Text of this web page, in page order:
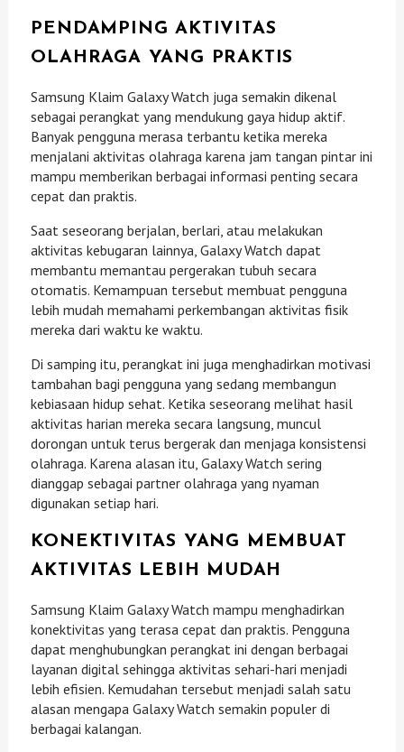
PENDAMPING AKTIVITAS
OLAHRAGA YANG PRAKTIS
Samsung Klaim Galaxy Watch juga semakin dikenal
sebagai perangkat yang mendukung gaya hidup aktif.
Banyak pengguna merasa terbantu ketika mereka
menjalani aktivitas olahraga karena jam tangan pintar ini
mampu memberikan berbagai informasi penting secara
cepat dan praktis.
Saat seseorang berjalan, berlari, atau melakukan
aktivitas kebugaran lainnya, Galaxy Watch dapat
membantu memantau pergerakan tubuh secara
otomatis. Kemampuan tersebut membuat pengguna
lebih mudah memahami perkembangan aktivitas fisik
mereka dari waktu ke waktu.
Di samping itu, perangkat ini juga menghadirkan motivasi
tambahan bagi pengguna yang sedang membangun
kebiasaan hidup sehat. Ketika seseorang melihat hasil
aktivitas harian mereka secara langsung, muncul
dorongan untuk terus bergerak dan menjaga konsistensi
olahraga. Karena alasan itu, Galaxy Watch sering
dianggap sebagai partner olahraga yang nyaman
digunakan setiap hari.
KONEKTIVITAS YANG MEMBUAT
AKTIVITAS LEBIH MUDAH
Samsung Klaim Galaxy Watch mampu menghadirkan
konektivitas yang terasa cepat dan praktis. Pengguna
dapat menghubungkan perangkat ini dengan berbagai
layanan digital sehingga aktivitas sehari-hari menjadi
lebih efisien. Kemudahan tersebut menjadi salah satu
alasan mengapa Galaxy Watch semakin populer di
berbagai kalangan.